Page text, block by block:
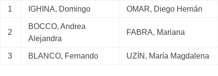
1 IGHINA, Domingo OMAR, Diego Hernán
2
BOCCO, Andrea
Alejandra
FABRA, Mariana
3 BLANCO, Fernando UZÍN, María Magdalena